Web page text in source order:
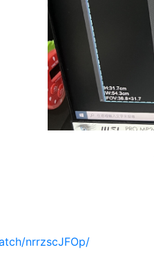
nrrzscJFOp/